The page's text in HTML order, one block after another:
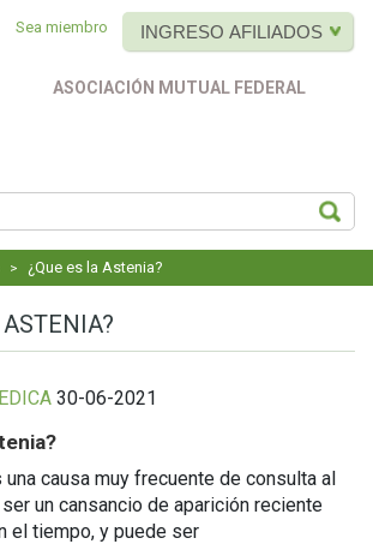
INGRESO AFILIADOS
Sea miembro
ASOCIACIÓN MUTUAL FEDERAL
> ¿Que es la Astenia?
30-06-2021
una causa muy frecuente de consulta al
un cansancio de aparición reciente
el tiempo, y puede ser